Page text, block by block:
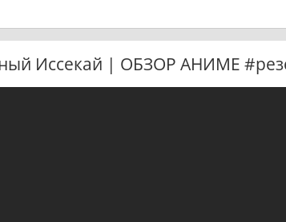
Иссекай | ОБЗОР АНИМЕ